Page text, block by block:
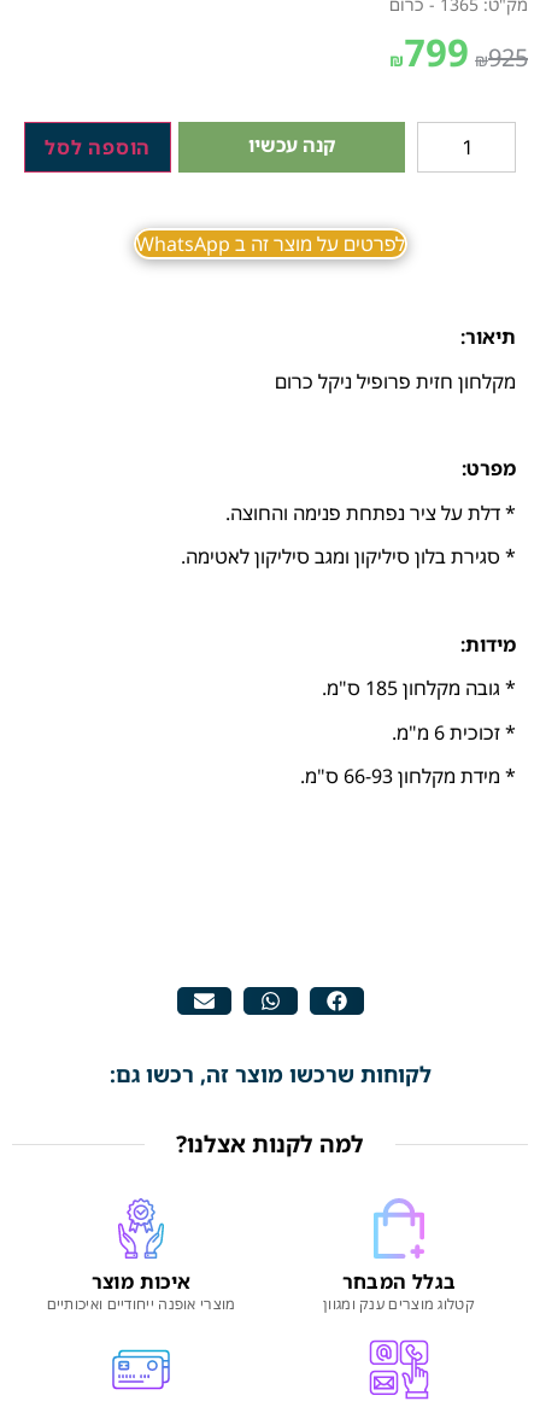
₪925
₪799
קנה עכשיו הוספה לסל
לפרטים על מוצר זה ב WhatsApp
תיאור:
מקלחון חזית פרופיל ניקל כרום
מפרט:
* דלת על ציר נפתחת פנימה והחוצה.
* סגירת בלון סיליקון ומגב סיליקון לאטימה.
מידות:
* גובה מקלחון 185 ס"מ.
* זכוכית 6 מ"מ.
* מידת מקלחון 66-93 ס"מ.
לקוחות שרכשו מוצר זה, רכשו גם:
למה לקנות אצלנו?
בגלל המבחר
קטלוג מוצרים ענק ומגוון
איכות מוצר
מוצרי אופנה ייחודיים ואיכותיים